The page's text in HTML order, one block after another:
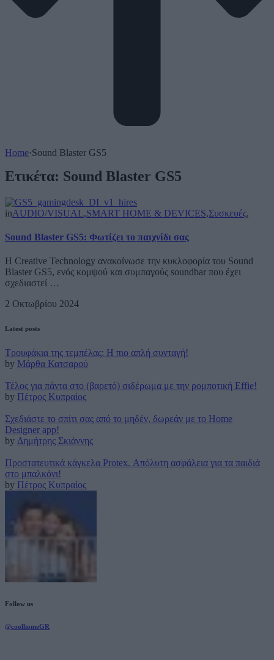
Home·Sound Blaster GS5
Ετικέτα: Sound Blaster GS5
inAUDIO/VISUAL,SMART HOME & DEVICES,Συσκευές,
Sound Blaster GS5: Φωτίζει το παιχνίδι σας
Η Creative Technology ανακοίνωσε την κυκλοφορία του Sound
Blaster GS5, ενός κομψού και συμπαγούς soundbar που έχει
σχεδιαστεί …
2 Οκτωβρίου 2024
Latest posts
Τρουφάκια της τεμπέλας: Η πιο απλή συνταγή!
by Μάρθα Κατσαρού
Τέλος για πάντα στο (βαρετό) σιδέρωμα με την ρομποτική Effie!
by Πέτρος Κυπραίος
Σχεδιάστε το σπίτι σας από το μηδέν, δωρεάν με το Home
Designer app!
by Δημήτρης Σκιάννης
Προστατευτικά κάγκελα Protex. Απόλυτη ασφάλεια για τα παιδιά
στο μπαλκόνι!
by Πέτρος Κυπραίος
Follow us
@coolhomeGR